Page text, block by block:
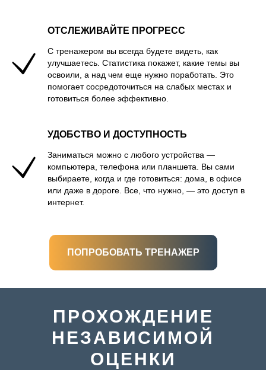
ОТСЛЕЖИВАЙТЕ ПРОГРЕСС
С тренажером вы всегда будете видеть, как
улучшаетесь. Статистика покажет, какие темы вы
освоили, а над чем еще нужно поработать. Это
помогает сосредоточиться на слабых местах и
готовиться более эффективно.
УДОБСТВО И ДОСТУПНОСТЬ
Заниматься можно с любого устройства —
компьютера, телефона или планшета. Вы сами
выбираете, когда и где готовиться: дома, в офисе
или даже в дороге. Все, что нужно, — это доступ в
интернет.
ПОПРОБОВАТЬ ТРЕНАЖЕР
ПРОХОЖДЕНИЕ
НЕЗАВИСИМОЙ
ОЦЕНКИ